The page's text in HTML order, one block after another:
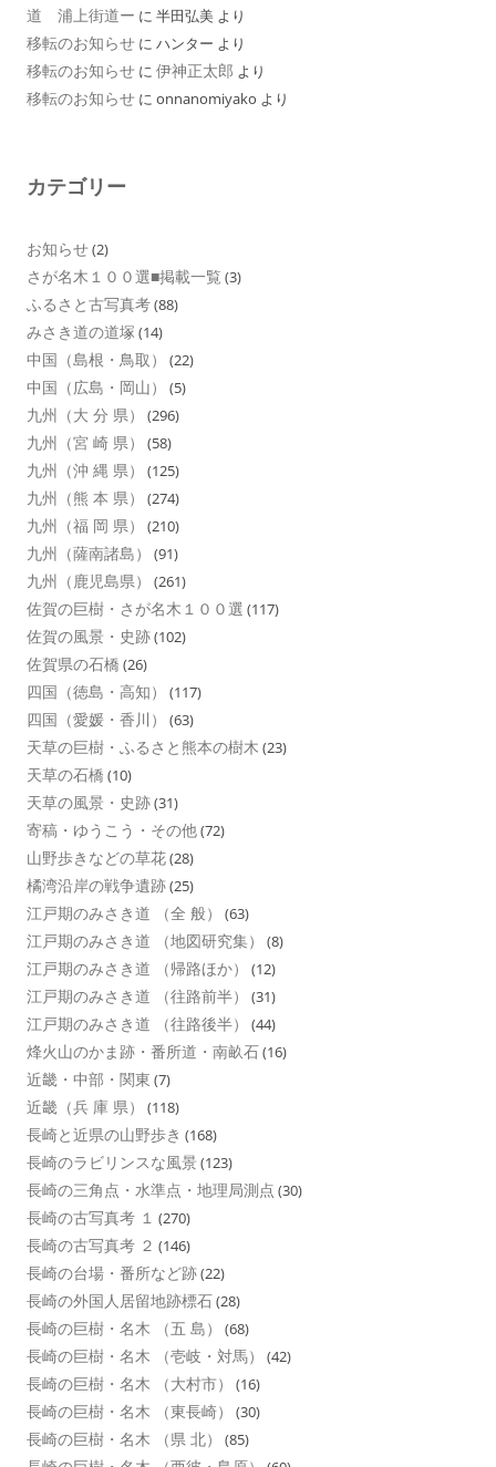
道 浦上街道ー に 半田弘美 より
移転のお知らせ に ハンター より
移転のお知らせ に 伊神正太郎 より
移転のお知らせ に onnanomiyako より
カテゴリー
お知らせ(2)
さが名木１００選■掲載一覧 (3)
ふるさと古写真考(88)
みさき道の道塚 (14)
中国（島根・鳥取） (22)
中国（広島・岡山） (5)
九州（大 分 県） (296)
九州（宮 崎 県） (58)
九州（沖 縄 県） (125)
九州（熊 本 県） (274)
九州（福 岡 県） (210)
九州（薩南諸島） (91)
九州（鹿児島県） (261)
佐賀の巨樹・さが名木１００選 (117)
佐賀の風景・史跡(102)
佐賀県の石橋 (26)
四国（徳島・高知） (117)
四国（愛媛・香川） (63)
天草の巨樹・ふるさと熊本の樹木 (23)
天草の石橋 (10)
天草の風景・史跡(31)
寄稿・ゆうこう・その他(72)
山野歩きなどの草花(28)
橘湾沿岸の戦争遺跡(25)
江戸期のみさき道 （全 般） (63)
江戸期のみさき道 （地図研究集） (8)
江戸期のみさき道 （帰路ほか） (12)
江戸期のみさき道 （往路前半） (31)
江戸期のみさき道 （往路後半） (44)
烽火山のかま跡・番所道・南畝石(16)
近畿・中部・関東 (7)
近畿（兵 庫 県） (118)
長崎と近県の山野歩き (168)
長崎のラビリンスな風景 (123)
長崎の三角点・水準点・地理局測点 (30)
長崎の古写真考 １ (270)
長崎の古写真考 ２ (146)
長崎の台場・番所など跡(22)
長崎の外国人居留地跡標石(28)
長崎の巨樹・名木 （五 島） (68)
長崎の巨樹・名木 （壱岐・対馬） (42)
長崎の巨樹・名木 （大村市） (16)
長崎の巨樹・名木 （東長崎） (30)
長崎の巨樹・名木 （県 北） (85)